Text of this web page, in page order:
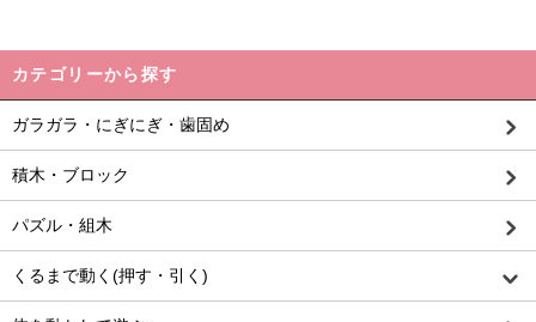
カテゴリーから探す
ガラガラ・にぎにぎ・歯固め
積木・ブロック
パズル・組木
くるまで動く(押す・引く)